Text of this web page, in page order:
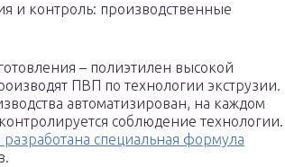
и контроль: производственные
– полиэтилен высокой
ПВП по технологии экструзии.
автоматизирован, на каждом
соблюдение технологии.
разработана специальная формула